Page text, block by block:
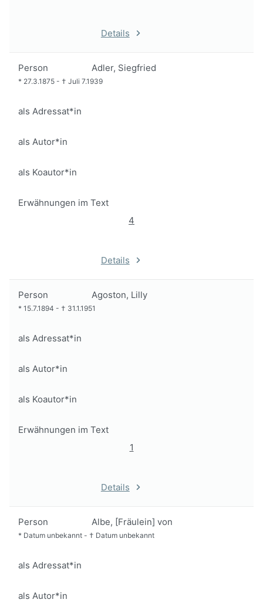
Details
Person Adler, Siegfried
* 27.3.1875 - † Juli 7.1939
als Adressat*in
als Autor*in
als Koautor*in
Erwähnungen im Text
4
Details
Person Agoston, Lilly
* 15.7.1894 - † 31.1.1951
als Adressat*in
als Autor*in
als Koautor*in
Erwähnungen im Text
1
Details
Person Albe, [Fräulein] von
* Datum unbekannt - † Datum unbekannt
als Adressat*in
als Autor*in